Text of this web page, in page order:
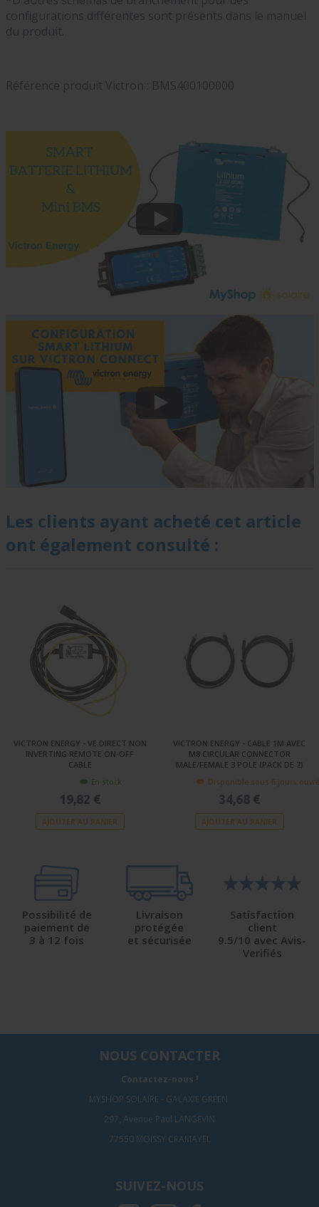
configurations différentes sont présents dans le manuel
du produit.
Référence produit Victron : BMS400100000
Les clients ayant acheté cet article
ont également consulté :
VICTRON ENERGY - VE.DIRECT NON
INVERTING REMOTE ON-OFF
CABLE
En stock
19,82 €
AJOUTER AU PANIER
VICTRON ENERGY - CABLE 1M AVEC
M8 CIRCULAR CONNECTOR
MALE/FEMALE 3 POLE (PACK DE 2)
Disponible sous 6 jours
34,68 €
AJOUTER AU PANIER
Possibilité de
paiement de
3 à 12 fois
Livraison
protégée
et sécurisée
Satisfaction
client
9.5/10 avec Avis-
Verifiés
NOUS CONTACTER
Contactez-nous !
MYSHOP SOLAIRE - GALAXIE GREEN
297, Avenue Paul LANGEVIN
77550 MOISSY CRAMAYEL
SUIVEZ-NOUS